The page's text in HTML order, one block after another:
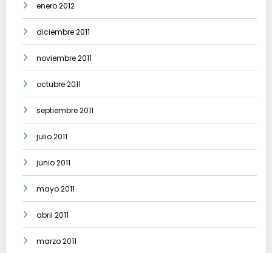
enero 2012
diciembre 2011
noviembre 2011
octubre 2011
septiembre 2011
julio 2011
junio 2011
mayo 2011
abril 2011
marzo 2011